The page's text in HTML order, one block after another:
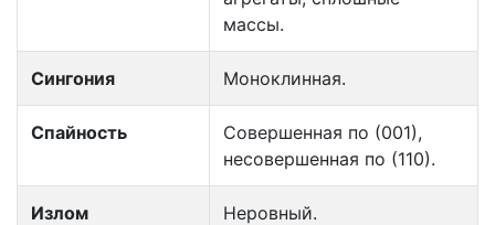
массы.
Сингония Моноклинная.
Спайность
Совершенная по (001),
несовершенная по (110).
Излом Неровный.